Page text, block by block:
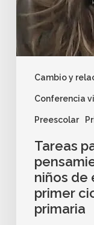
Cambio y
Conferencia
Preescolar
Tareas
niños de
primer
primaria